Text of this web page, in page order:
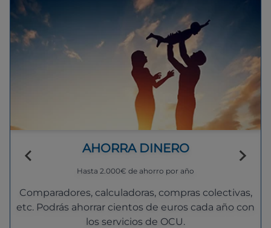
AHORRA DINERO
Hasta 2.000€ de ahorro por año
Comparadores, calculadoras, compras colectivas,
etc. Podrás ahorrar cientos de euros cada año con
los servicios de OCU.